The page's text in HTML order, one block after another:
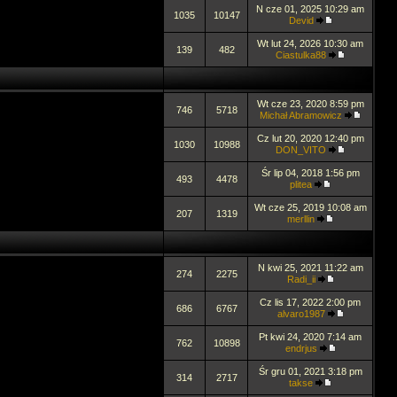
1035 10147
N cze 01, 2025 10:29 am
Devid
139 482
Wt lut 24, 2026 10:30 am
Ciastulka88
746 5718
Wt cze 23, 2020 8:59 pm
Michał Abramowicz
1030 10988
Cz lut 20, 2020 12:40 pm
DON_VITO
493 4478
Śr lip 04, 2018 1:56 pm
plitea
207 1319
Wt cze 25, 2019 10:08 am
merllin
274 2275
N kwi 25, 2021 11:22 am
Radi_ii
686 6767
Cz lis 17, 2022 2:00 pm
alvaro1987
762 10898
Pt kwi 24, 2020 7:14 am
endrjus
314 2717
Śr gru 01, 2021 3:18 pm
takse